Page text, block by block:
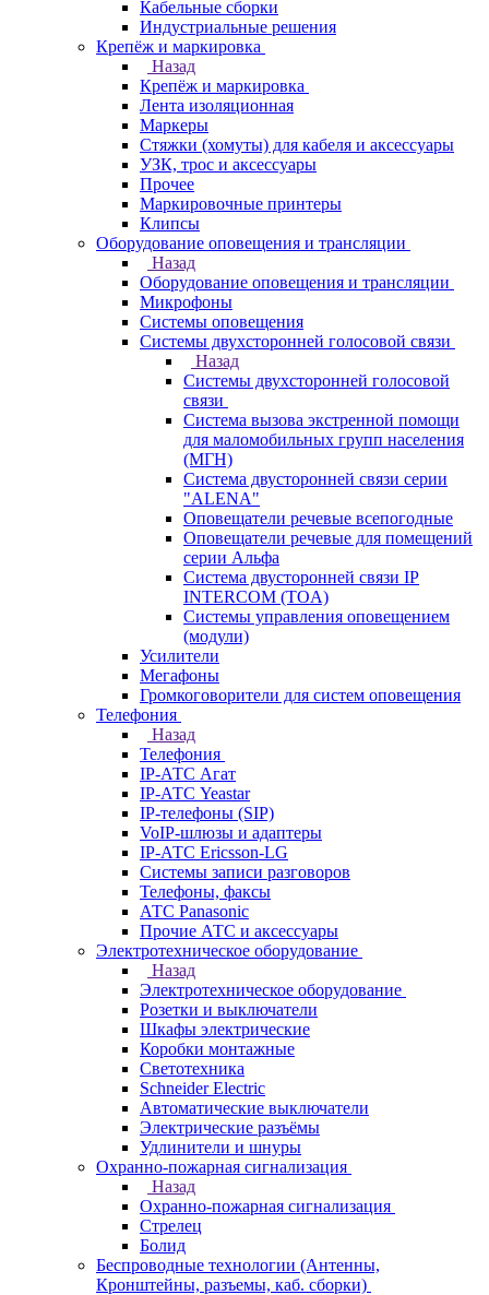
Кабельные сборки
Индустриальные решения
Крепёж и маркировка
Назад
Крепёж и маркировка
Лента изоляционная
Маркеры
Стяжки (хомуты) для кабеля и аксессуары
УЗК, трос и аксессуары
Прочее
Маркировочные принтеры
Клипсы
Оборудование оповещения и трансляции
Назад
Оборудование оповещения и трансляции
Микрофоны
Системы оповещения
Системы двухсторонней голосовой связи
Назад
Системы двухсторонней голосовой
связи
Система вызова экстренной помощи
для маломобильных групп населения
(МГН)
Система двусторонней связи серии
"ALENA"
Оповещатели речевые всепогодные
Оповещатели речевые для помещений
серии Альфа
Система двусторонней связи IP
INTERCOM (TOA)
Системы управления оповещением
(модули)
Усилители
Мегафоны
Громкоговорители для систем оповещения
Телефония
Назад
Телефония
IP-АТС Агат
IP-АТС Yeastar
IP-телефоны (SIP)
VoIP-шлюзы и адаптеры
IP-АТС Ericsson-LG
Системы записи разговоров
Телефоны, факсы
АТС Panasonic
Прочие АТС и аксессуары
Электротехническое оборудование
Назад
Электротехническое оборудование
Розетки и выключатели
Шкафы электрические
Коробки монтажные
Светотехника
Schneider Electric
Автоматические выключатели
Электрические разъёмы
Удлинители и шнуры
Охранно-пожарная сигнализация
Назад
Охранно-пожарная сигнализация
Стрелец
Болид
Беспроводные технологии (Антенны,
Кронштейны, разъемы, каб. сборки)